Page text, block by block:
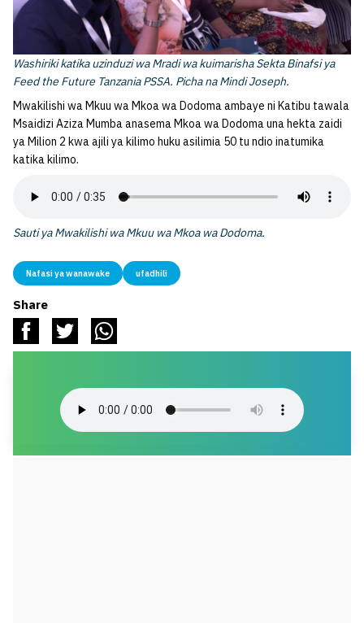
Washiriki katika uzinduzi wa Mradi wa kuimarisha Sekta Binafsi ya
Feed the Future Tanzania PSSA. Picha na Mindi Joseph.
Mwakilishi wa Mkuu wa Mkoa wa Dodoma ambaye ni Katibu tawala
Msaidizi Aziza Mumba anasema Mkoa wa Dodoma una hekta zaidi
ya Milion 2 kwa ajili ya kilimo huku asilimia 50 tu ndio inatumika
katika kilimo.
Sauti ya Mwakilishi wa Mkuu wa Mkoa wa Dodoma.
Nafasi ya wanawake ufadhili
Share